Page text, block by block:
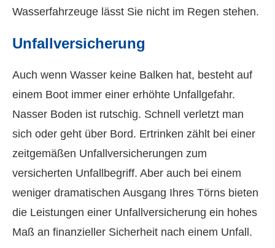
Wasserfahrzeuge lässt Sie nicht im Regen stehen.
Unfall­ver­si­che­rung
Auch wenn Wasser keine Balken hat, besteht auf
einem Boot immer einer erhöhte Unfallgefahr.
Nasser Boden ist rutschig. Schnell verletzt man
sich oder geht über Bord. Ertrinken zählt bei einer
zeitgemäßen Unfall­ver­si­che­rungen zum
versicherten Unfallbegriff. Aber auch bei einem
weniger dramatischen Ausgang Ihres Törns bieten
die Leistungen einer Unfall­ver­si­che­rung ein hohes
Maß an finanzieller Sicherheit nach einem Unfall.